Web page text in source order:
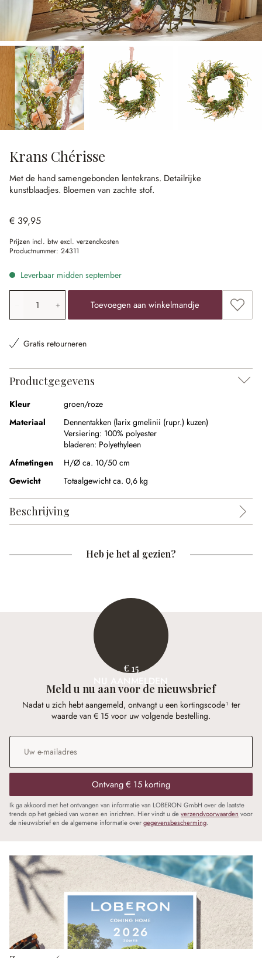
Krans Chérisse
Met de hand samengebonden lentekrans. Detailrijke
kunstblaadjes. Bloemen van zachte stof.
€ 39,95
Prijzen incl. btw excl. verzendkosten
Productnummer: 24311
Leverbaar midden september
Producthoeveelheid: voer de gewenste waarde in of
Toevoegen aan winkelmandje
Gratis retourneren
Productgegevens
Kleur
groen/roze
Materiaal
Dennentakken (larix gmelinii (rupr.) kuzen)
Versiering: 100% polyester
bladeren: Polyethyleen
Afmetingen
H/Ø ca. 10/50 cm
Gewicht
Totaalgewicht ca. 0,6 kg
Beschrijving
Heb je het al gezien?
€ 15
NU AANMELDEN
Meld u nu aan voor de nieuwsbrief
Nadat u zich hebt aangemeld, ontvangt u een kortingscode¹ ter
waarde van € 15 voor uw volgende bestelling.
E-mailadres
Ontvang € 15 korting
Ik ga akkoord met het ontvangen van informatie van LOBERON GmbH over de laatste
trends op het gebied van wonen en inrichten. Hier vindt u deverzendvoorwaarden voor
de nieuwsbrief en de algemene informatie overgegevensbescherming.